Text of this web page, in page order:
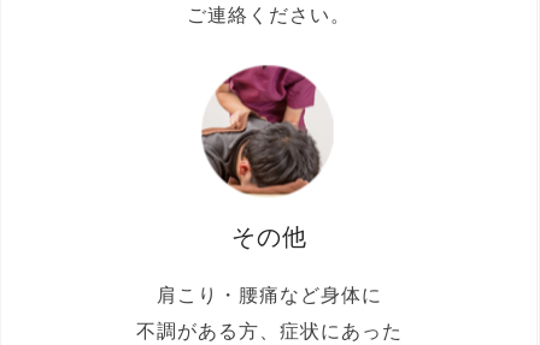
ご連絡ください。
その他
肩こり・腰痛など身体に
不調がある方、症状にあった